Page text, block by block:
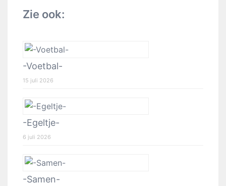
Zie ook:
-Voetbal-
15 juli 2026
-Egeltje-
6 juli 2026
-Samen-